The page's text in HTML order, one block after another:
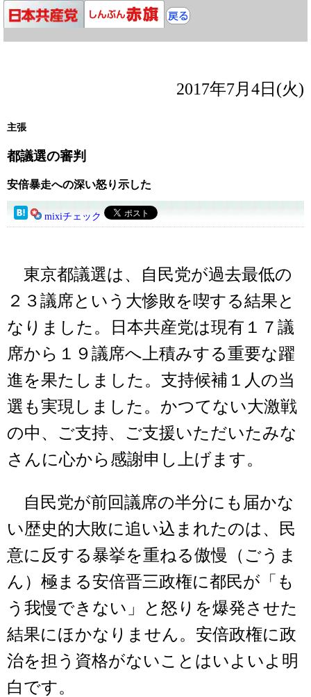
2017年7月4日(火)
主張
都議選の審判
安倍暴走への深い怒り示した
mixiチェック
東京都議選は、自民党が過去最低の
２３議席という大惨敗を喫する結果と
なりました。日本共産党は現有１７議
席から１９議席へ上積みする重要な躍
進を果たしました。支持候補１人の当
選も実現しました。かつてない大激戦
の中、ご支持、ご支援いただいたみな
さんに心から感謝申し上げます。
自民党が前回議席の半分にも届かな
い歴史的大敗に追い込まれたのは、民
意に反する暴挙を重ねる傲慢（ごうま
ん）極まる安倍晋三政権に都民が「も
う我慢できない」と怒りを爆発させた
結果にほかなりません。安倍政権に政
治を担う資格がないことはいよいよ明
白です。